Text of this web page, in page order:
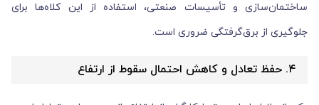
ساختمان‌سازی و تأسیسات صنعتی، استفاده از این کلاه‌ها برای
جلوگیری از برق‌گرفتگی ضروری است.
۴. حفظ تعادل و کاهش احتمال سقوط از ارتفاع